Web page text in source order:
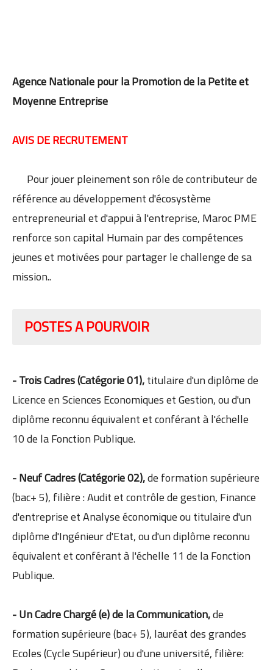
Agence Nationale pour la Promotion de la Petite et
Moyenne Entreprise
AVIS DE RECRUTEMENT
Pour jouer pleinement son rôle de contributeur de
référence au développement d'écosystème
entrepreneurial et d'appui à l'entreprise, Maroc PME
renforce son capital Humain par des compétences
jeunes et motivées pour partager le challenge de sa
mission..
POSTES A POURVOIR
- Trois Cadres (Catégorie 01),titulaire d'un diplôme de
Licence en Sciences Economiques et Gestion, ou d'un
diplôme reconnu équivalent et conférant à l'échelle
10 de la Fonction Publique.
- Neuf Cadres (Catégorie 02),de formation supérieure
(bac+ 5), filière : Audit et contrôle de gestion, Finance
d'entreprise et Analyse économique ou titulaire d'un
diplôme d'Ingénieur d'Etat, ou d'un diplôme reconnu
équivalent et conférant à l'échelle 11 de la Fonction
Publique.
- Un Cadre Chargé (e) de la Communication,de
formation supérieure (bac+ 5), lauréat des grandes
Ecoles (Cycle Supérieur) ou d'une université, filière: